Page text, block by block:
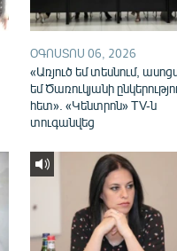
ՕԳՈՍՏՈՍ 06, 2026
«Առյուծ եմ տեսնում,
եմ Ծառուկյանի
հետ». «Կենտրոն» TV-ն
տուգանվեց